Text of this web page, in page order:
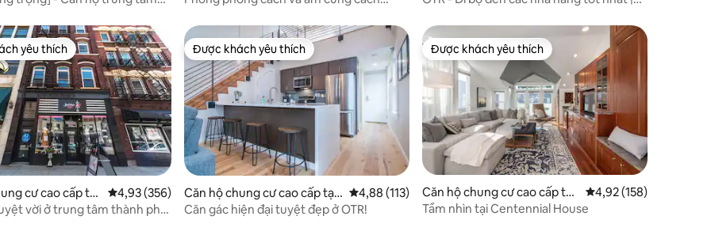
phút!
yêu thích
yêu thích
cư cao cấp tại
Xếp hạng trung bình 4,93/5, 356 đánh giá
4,93 (356)
vời ở trung tâm thành phố
Được khách yêu thích
Được khách yêu thích
Căn hộ chung cư cao cấp tại
Cincinnati
Xếp hạng trung bình 4,88/5, 113 đánh giá
4,88 (113)
Căn gác hiện đại tuyệt đẹp ở OTR!
Được khách yêu thích
Được khách yêu thích
Căn hộ chung cư cao cấp tại
Cincinnati
Xếp hạng trung bình
4,92 (158)
Tầm nhìn tại Centennial House